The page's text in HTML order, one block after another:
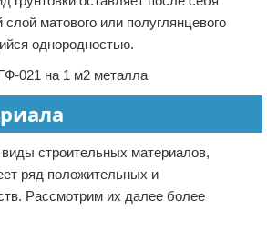
матового или полуглянцевого
однородностью.
строительных материалов,
ряд положительных и
Рассмотрим их далее более